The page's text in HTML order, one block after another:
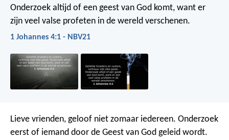
Onderzoek altijd of een geest van God komt, want er
zijn veel valse profeten in de wereld verschenen.
1 Johannes 4:1 - NBV21
Lieve vrienden, geloof niet zomaar iedereen. Onderzoek
eerst of iemand door de Geest van God geleid wordt.